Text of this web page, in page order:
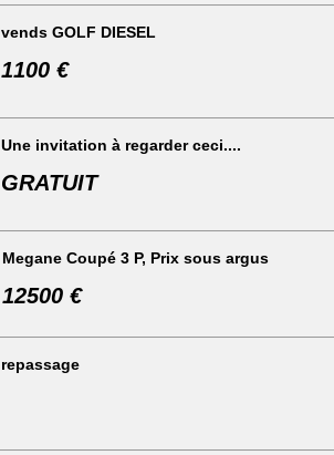
vends GOLF DIESEL
1100 €
Une invitation à regarder ceci....
GRATUIT
Megane Coupé 3 P, Prix sous argus
12500 €
repassage